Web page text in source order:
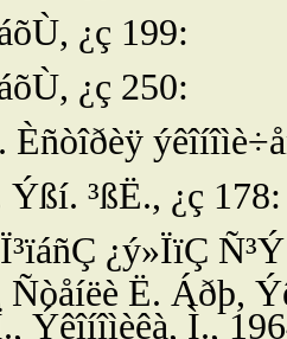
¿ç 199:
¿ç 250:
Ýßí. ³ßË., ¿ç 178:
¿ý»ÏïÇ
Ñòåíëè Ë. Áðþ,
Ýêîíîìèêà, Ì.,